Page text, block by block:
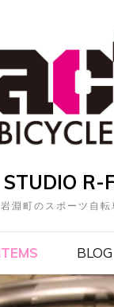
STUDIO R-
淵町のスポーツ自転
BLOG